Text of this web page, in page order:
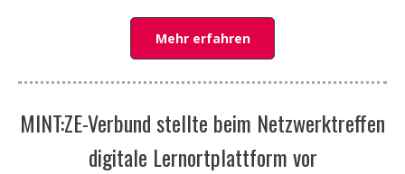
Mehr erfahren
MINT:ZE-Verbund stellte beim Netzwerktreffen
digitale Lernortplattform vor